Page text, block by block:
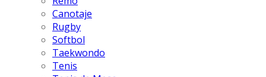
Canotaje
Rugby
Softbol
Taekwondo
Tenis